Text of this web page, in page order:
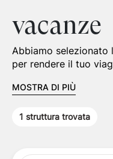
vacanze
Abbiamo
per rendere il tuo
MOSTRA DI PIÙ
1 struttura trovata